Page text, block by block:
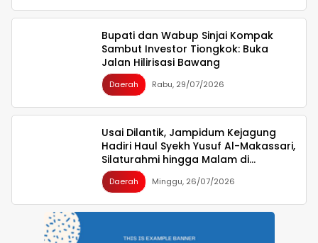
Bupati dan Wabup Sinjai Kompak
Sambut Investor Tiongkok: Buka
Jalan Hilirisasi Bawang
Daerah Rabu, 29/07/2026
Usai Dilantik, Jampidum Kejagung
Hadiri Haul Syekh Yusuf Al-Makassari,
Silaturahmi hingga Malam di
Makassar
Daerah Minggu, 26/07/2026